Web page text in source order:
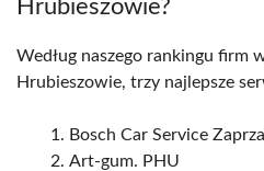
Hrubieszowie?
Według naszego rankingu firm
Hrubieszowie, trzy najlepsze
Bosch Car Service
Art-gum. PHU